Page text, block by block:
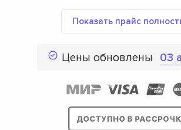
Показать прайс
Цены обновлены 03